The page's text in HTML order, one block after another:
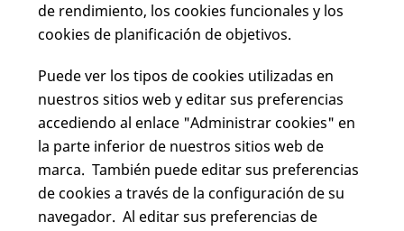
de rendimiento, los cookies funcionales y los
cookies de planificación de objetivos.
Puede ver los tipos de cookies utilizadas en
nuestros sitios web y editar sus preferencias
accediendo al enlace "Administrar cookies" en
la parte inferior de nuestros sitios web de
marca. También puede editar sus preferencias
de cookies a través de la configuración de su
navegador. Al editar sus preferencias de